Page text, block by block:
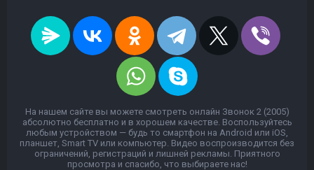
На нашем сайте вы можете смотреть онлайн Звонок 2 (2005)
абсолютно бесплатно и в хорошем качестве. Воспользуйтесь
любым устройством — будь то смартфон на Android или iOS,
планшет, Smart TV или компьютер. Видео воспроизводится без
ограничений, регистраций и лишней рекламы. Приятного
просмотра и спасибо, что выбираете нас!